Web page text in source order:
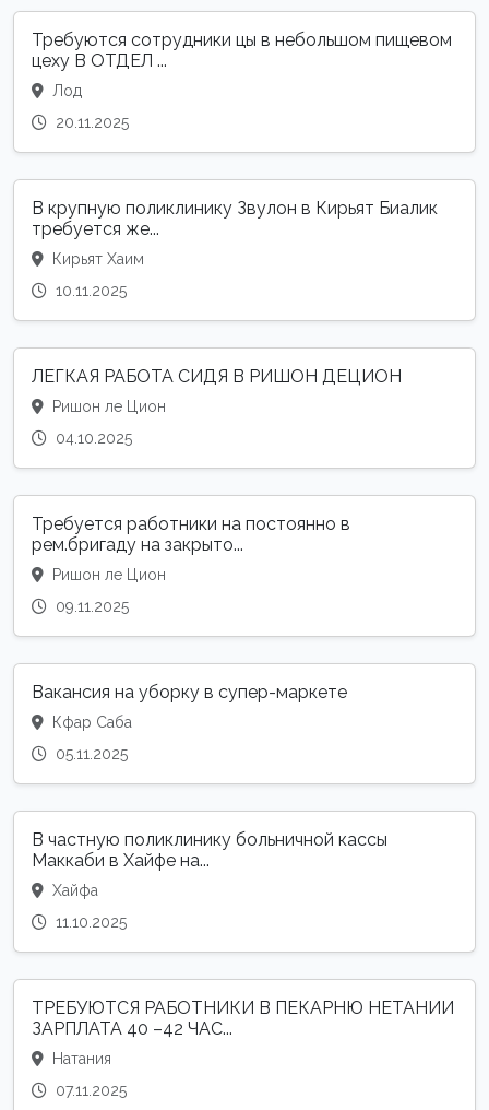
Требуются сотрудники цы в небольшом пищевом
цеху В ОТДЕЛ ...
Лод
20.11.2025
В крупную поликлинику Звулон в Кирьят Биалик
требуется же...
Кирьят Хаим
10.11.2025
ЛЕГКАЯ РАБОТА СИДЯ В РИШОН ДЕЦИОН
Ришон ле Цион
04.10.2025
Требуется работники на постоянно в
рем.бригаду на закрыто...
Ришон ле Цион
09.11.2025
Вакансия на уборку в супер-маркете
Кфар Саба
05.11.2025
В частную поликлинику больничной кассы
Маккаби в Хайфе на...
Хайфа
11.10.2025
ТРЕБУЮТСЯ РАБОТНИКИ В ПЕКАРНЮ НЕТАНИИ
ЗАРПЛАТА 40 –42 ЧАС...
Натания
07.11.2025